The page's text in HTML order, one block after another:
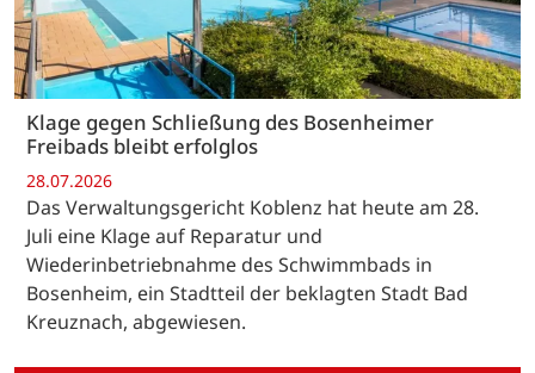
Klage gegen Schließung des Bosenheimer
Freibads bleibt erfolglos
28.07.2026
Das Verwaltungsgericht Koblenz hat heute am 28.
Juli eine Klage auf Reparatur und
Wiederinbetriebnahme des Schwimmbads in
Bosenheim, ein Stadtteil der beklagten Stadt Bad
Kreuznach, abgewiesen.